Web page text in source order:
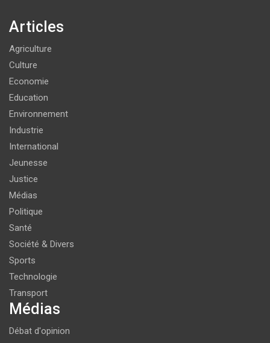
Articles
Agriculture
Culture
Economie
Education
Environnement
Industrie
International
Jeunesse
Justice
Médias
Politique
Santé
Société & Divers
Sports
Technologie
Transport
Médias
Débat d'opinion